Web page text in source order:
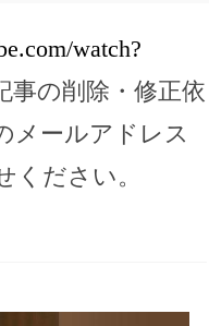
watch?
事の削除・修正依
メールアドレス
ください。